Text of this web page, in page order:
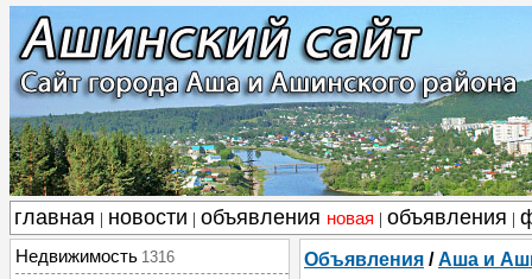
главная новости объявления новая объявления
Недвижимость 1316 Объявления /Аша и